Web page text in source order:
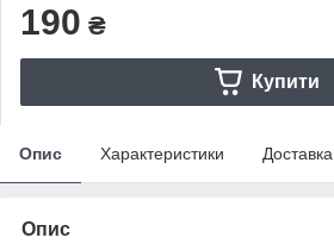
190 ₴
Купити
Опис Характеристики Доставка
Опис